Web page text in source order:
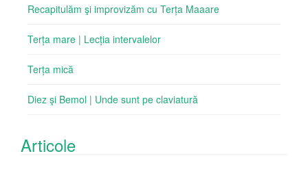
Recapitulăm şi improvizăm cu Terța Maaare
Terța mare | Lecția intervalelor
Terța mică
Diez şi Bemol | Unde sunt pe claviatură
Articole